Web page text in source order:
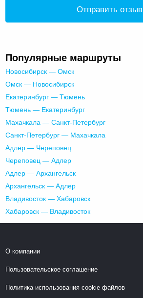
Отправить отзыв
Популярные маршруты
Новосибирск — Омск
Омск — Новосибирск
Екатеринбург — Тюмень
Тюмень — Екатеринбург
Махачкала — Санкт-Петербург
Санкт-Петербург — Махачкала
Адлер — Череповец
Череповец — Адлер
Адлер — Архангельск
Архангельск — Адлер
Владивосток — Хабаровск
Хабаровск — Владивосток
О компании
Пользовательское соглашение
Политика использования cookie файлов